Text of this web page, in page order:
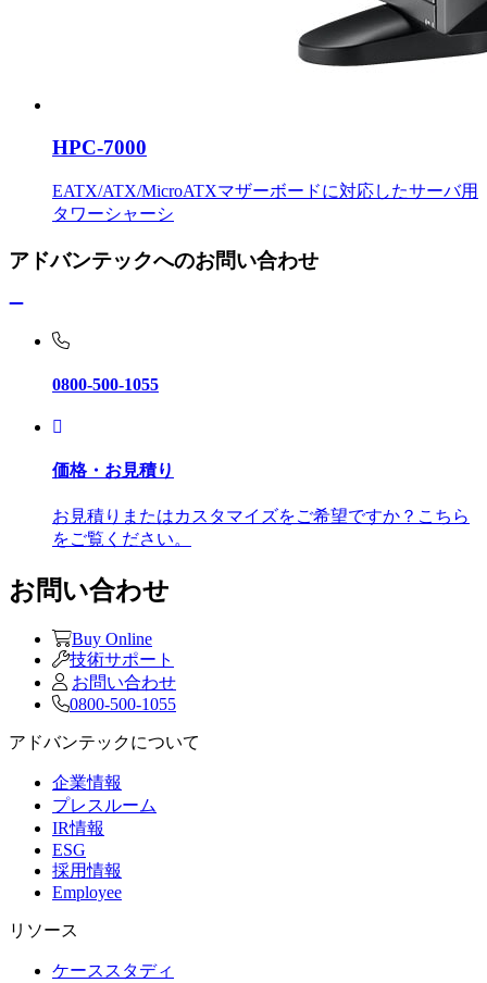
HPC-7000
EATX/ATX/MicroATXマザーボードに対応したサーバ用
タワーシャーシ
アドバンテックへのお問い合わせ
0800-500-1055
価格・お見積り
お見積りまたはカスタマイズをご希望ですか？こちら
をご覧ください。
お問い合わせ
Buy Online
技術サポート
お問い合わせ
0800-500-1055
アドバンテックについて
企業情報
プレスルーム
IR情報
ESG
採用情報
Employee
リソース
ケーススタディ